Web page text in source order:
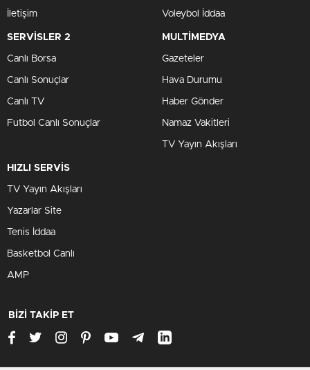
İletişim Voleybol İddaa
SERVİSLER 2
Canlı Borsa
Canlı Sonuçlar
Canlı TV
Futbol Canlı Sonuçlar
MULTİMEDYA
Gazeteler
Hava Durumu
Haber Gönder
Namaz Vakitleri
TV Yayın Akışları
HIZLI SERVİS
TV Yayın Akışları
Yazarlar Site
Tenis İddaa
Basketbol Canlı
AMP
BİZİ TAKİP ET